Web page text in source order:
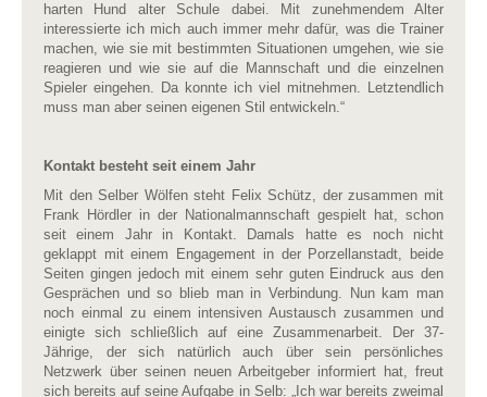
harten Hund alter Schule dabei. Mit zunehmendem Alter
interessierte ich mich auch immer mehr dafür, was die Trainer
machen, wie sie mit bestimmten Situationen umgehen, wie sie
reagieren und wie sie auf die Mannschaft und die einzelnen
Spieler eingehen. Da konnte ich viel mitnehmen. Letztendlich
muss man aber seinen eigenen Stil entwickeln.“
Kontakt besteht seit einem Jahr
Mit den Selber Wölfen steht Felix Schütz, der zusammen mit
Frank Hördler in der Nationalmannschaft gespielt hat, schon
seit einem Jahr in Kontakt. Damals hatte es noch nicht
geklappt mit einem Engagement in der Porzellanstadt, beide
Seiten gingen jedoch mit einem sehr guten Eindruck aus den
Gesprächen und so blieb man in Verbindung. Nun kam man
noch einmal zu einem intensiven Austausch zusammen und
einigte sich schließlich auf eine Zusammenarbeit. Der 37-
Jährige, der sich natürlich auch über sein persönliches
Netzwerk über seinen neuen Arbeitgeber informiert hat, freut
sich bereits auf seine Aufgabe in Selb: „Ich war bereits zweimal